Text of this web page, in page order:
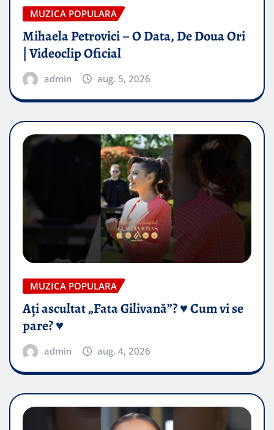
MUZICA POPULARA
Mihaela Petrovici – O Data, De Doua Ori
| Videoclip Oficial
admin aug. 5, 2026
MUZICA POPULARA
Ați ascultat „Fata Gilivană”? ♥️ Cum vi se
pare? ♥️
admin aug. 4, 2026